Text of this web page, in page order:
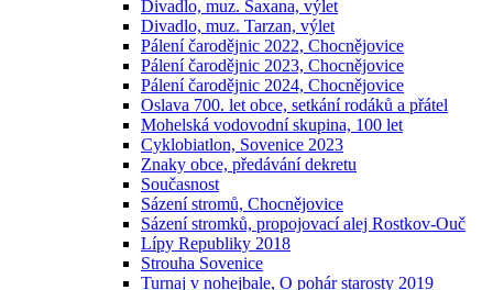
Divadlo, muz. Saxana, výlet
Divadlo, muz. Tarzan, výlet
Pálení čarodějnic 2022, Chocnějovice
Pálení čarodějnic 2023, Chocnějovice
Pálení čarodějnic 2024, Chocnějovice
Oslava 700. let obce, setkání rodáků a přátel
Mohelská vodovodní skupina, 100 let
Cyklobiatlon, Sovenice 2023
Znaky obce, předávání dekretu
Současnost
Sázení stromů, Chocnějovice
Sázení stromků, propojovací alej Rostkov-Ouč
Lípy Republiky 2018
Strouha Sovenice
Turnaj v nohejbale, O pohár starosty 2019